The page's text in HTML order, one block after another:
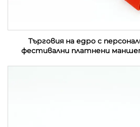
Търговия на едро с
фестивални платнени